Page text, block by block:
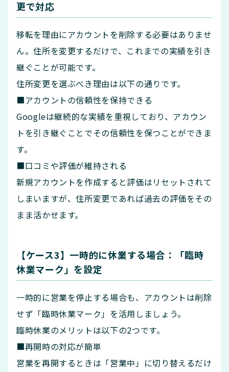
更で対応
移転を理由にアカウントを削除する必要はありませ
ん。住所を変更するだけで、これまでの実績を引き
継ぐことが可能です。
住所変更を選ぶべき理由は以下の通りです。
■アカウントの信頼性を保持できる
Googleは継続的な実績を重視しており、アカウン
トを引き継ぐことでその信頼性を保つことができま
す。
■口コミや評価が維持される
新規アカウントを作成すると評価はリセットされて
しまいますが、住所変更であれば過去の評価をその
まま活かせます。
【ケース3】一時的に休業する場合：「臨時
休業マーク」を設定
一時的に営業を停止する場合も、アカウントは削除
せず「臨時休業マーク」を活用しましょう。
臨時休業のメリットは以下の2つです。
■再開時の対応が簡単
営業を再開するときは「営業中」に切り替えるだけ